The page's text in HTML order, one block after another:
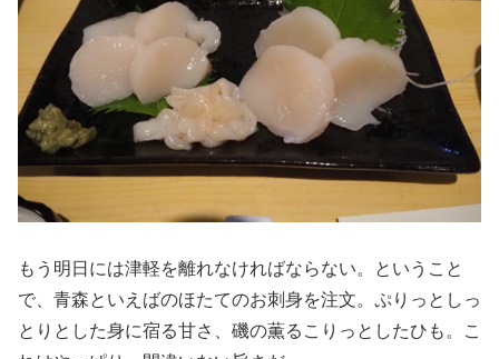
もう明日には津軽を離れなければならない。ということ
で、青森といえばのほたてのお刺身を注文。ぷりっとしっ
とりとした身に宿る甘さ、磯の薫るこりっとしたひも。こ